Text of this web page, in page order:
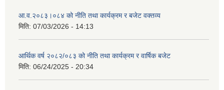
आ.व.२०८३।०८४ को नीति तथा कार्यक्रम र बजेट वक्तव्य
मिति: 07/03/2026 - 14:13
आर्थिक वर्ष २०८२/०८३ को नीति तथा कार्यक्रम र वार्षिक बजेट
मिति: 06/24/2025 - 20:34